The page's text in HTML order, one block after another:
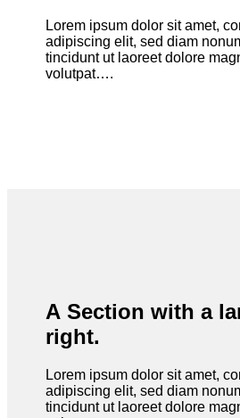
Lorem ipsum dolor sit amet,
adipiscing elit, sed diam
tincidunt ut laoreet dolore
volutpat….
A Section with a
right.
Lorem ipsum dolor sit amet,
adipiscing elit, sed diam
tincidunt ut laoreet dolore